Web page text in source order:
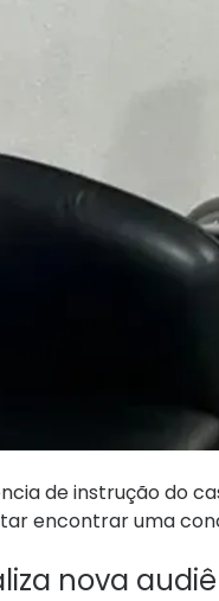
de instrução do
encontrar uma
nova